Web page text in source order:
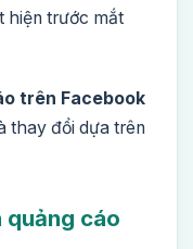
hiện trước mắt
trên Facebook
thay đổi dựa trên
quảng cáo